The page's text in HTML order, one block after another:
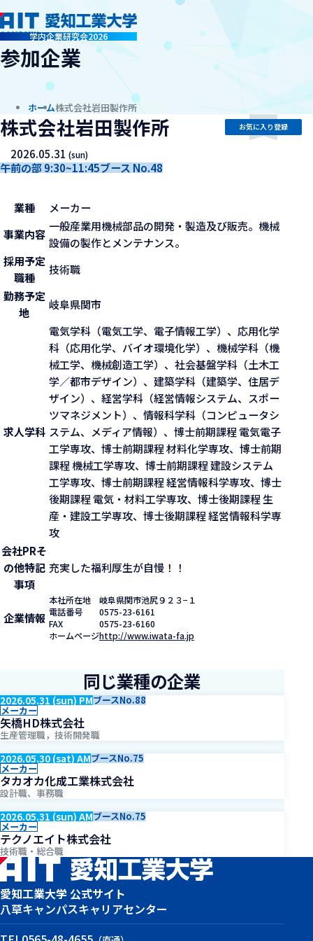
学内企業研究会2026
company
参加企業
ホーム株式会社岩田製作所
株式会社岩田製作所
2026.05.31(sun)
午前の部 9:30~11:45ブース No.48
お気に入り登録
業種
メーカー
事業内容
一般産業用機械部品の開発・製造及び販売。機械
設備の製作とメンテナンス。
採用予定
職種
技術職
勤務予定
地
岐阜県関市
求人学科
電気学科（電気工学、電子情報工学）、応用化学
科（応用化学、バイオ環境化学）、機械学科（機
械工学、機械創造工学）、社会基盤学科（土木工
学／都市デザイン）、建築学科（建築学、住居デ
ザイン）、経営学科（経営情報システム、スポー
ツマネジメント）、情報科学科（コンピュータシ
ステム、メディア情報）、博士前期課程 電気電子
工学専攻、博士前期課程 材料化学専攻、博士前期
課程 機械工学専攻、博士前期課程 建設システム
工学専攻、博士前期課程 経営情報科学専攻、博士
後期課程 電気・材料工学専攻、博士後期課程 生
産・建設工学専攻、博士後期課程 経営情報科学専
攻
会社PRそ
の他特記
事項
充実した福利厚生が自慢！！
企業情報
本社所在地
岐阜県関市池尻９２３−１
電話番号
0575-23-6161
FAX
0575-23-6160
ホームページhttp://www.iwata-fa.jp
同じ業種の企業
2026.05.31 (sun) PMブースNo.88
メーカー
矢橋HD株式会社
生産管理職，技術開発職
2026.05.30 (sat) AMブースNo.75
メーカー
タカオカ化成工業株式会社
設計職、事務職
2026.05.31 (sun) AMブースNo.75
メーカー
テクノエイト株式会社
技術職・総合職
愛知工業大学 公式サイト
八草キャンパスキャリアセンター